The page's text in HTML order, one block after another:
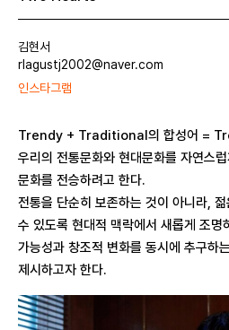
김현서
rlagustj2002@naver.com
인스타그램
Trendy + Traditional의 합성어 =
우리의 전통문화와 현대문화를 자연스
문화를 전승하려고 한다.
전통을 단순히 보존하는 것이 아니라,
수 있도록 현대적 맥락에서 새롭게 조명
가능성과 창조적 변화를 동시에 추구하
제시하고자 한다.